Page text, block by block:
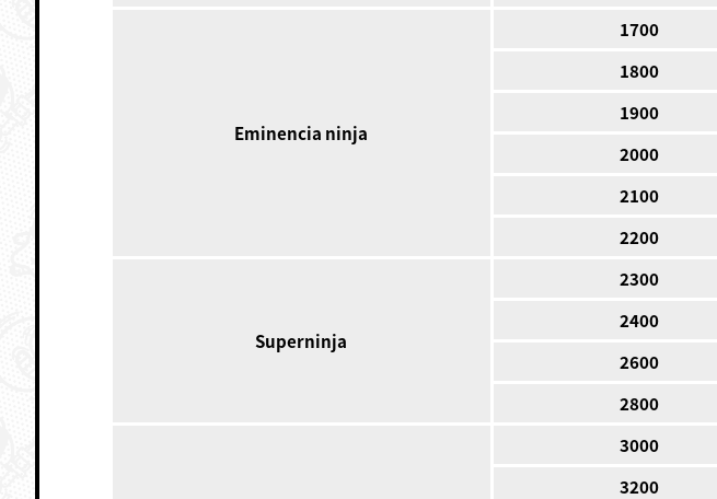
Eminencia ninja
1700
1800
1900
2000
2100
2200
Superninja
2300
2400
2600
2800
3000
3200